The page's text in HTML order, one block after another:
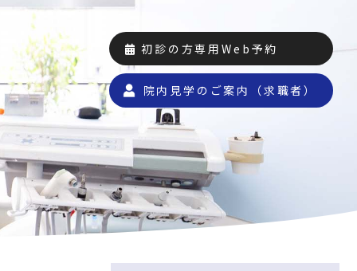
初診の方専用Web予約
院内見学のご案内（求職者）